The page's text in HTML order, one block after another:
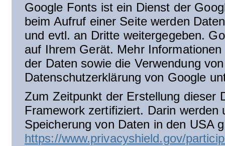
Google Fonts ist ein Dienst der
beim Aufruf einer Seite werden
und evtl. an Dritte weitergegeben.
auf Ihrem Gerät. Mehr
der Daten sowie die Verwendung
Datenschutzerklärung von Google
Zum Zeitpunkt der Erstellung dieser
Framework zertifiziert. Darin
Speicherung von Daten in den USA
https://www.privacyshield.gov/